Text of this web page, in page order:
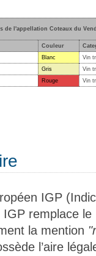
de l'appellation Coteaux du
Couleur
Blanc
Vin
Gris
Vin
Rouge Vin
IGP
remplace
la mention
l’aire